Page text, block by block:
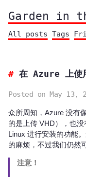
Garden in
All posts Tags
在 Azure 上
Posted on May 13,
众所周知，Azure 没有
的是上传 VHD），也
Linux 进行安装的功能
的麻烦，不过我们仍然
注意！